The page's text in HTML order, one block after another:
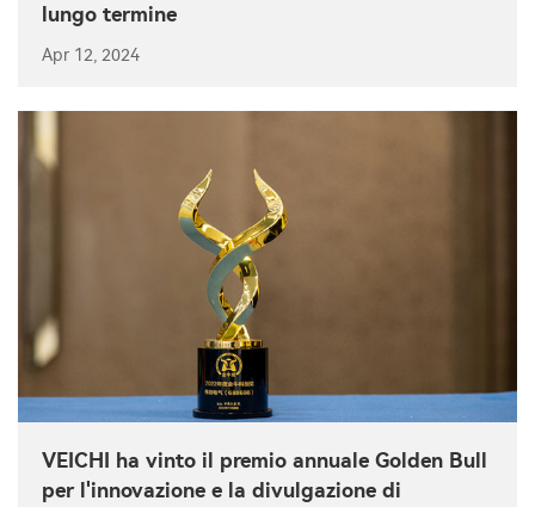
lungo termine
Apr 12, 2024
VEICHI ha vinto il premio annuale Golden Bull
per l'innovazione e la divulgazione di